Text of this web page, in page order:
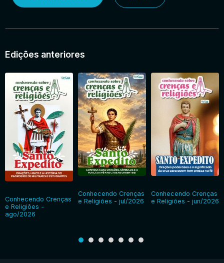
Edições anteriores
Conhecendo Crenças
e Religiões -
ago/2026
Conhecendo Crenças
e Religiões - jul/2026
Conhecendo Crenças
e Religiões - jun/2026